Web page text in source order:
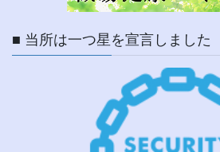
■ 当所は一つ星を宣言しました